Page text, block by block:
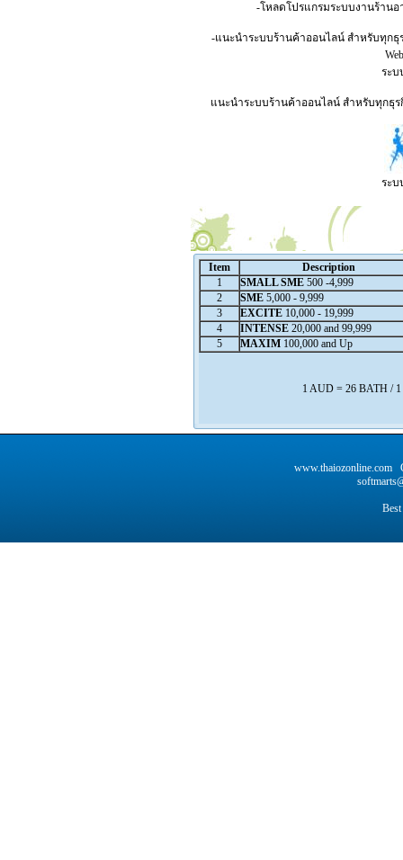
-โหลดโปรแกรมระบบงานร้านอ
-แนะนำระบบร้านค้าออนไลน์ สำหรับทุกธุ
ระบ
แนะนำระบบร้านค้าออนไลน์ สำหรับทุกธุ
ระบ
Item
Description
1
SMALL SME 500 -4,999
2
SME 5,000 - 9,999
3
EXCITE 10,000 - 19,999
4
INTENSE 20,000 and 99,999
5
MAXIM 100,000 and Up
1 AUD = 26 BATH /
www.thaiozonline.com